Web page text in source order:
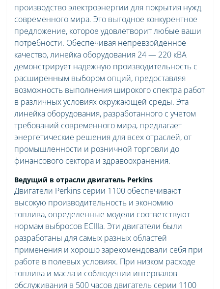
производство электроэнергии для покрытия нужд
современного мира. Это выгодное конкурентное
предложение, которое удовлетворит любые ваши
потребности. Обеспечивая непревзойденное
качество, линейка оборудования 24 — 220 кВА
демонстрирует надежную производительность с
расширенным выбором опций, предоставляя
возможность выполнения широкого спектра работ
в различных условиях окружающей среды. Эта
линейка оборудования, разработанного с учетом
требований современного мира, предлагает
энергетические решения для всех отраслей, от
промышленности и розничной торговли до
финансового сектора и здравоохранения.
Ведущий в отрасли двигатель Perkins
Двигатели Perkins серии 1100 обеспечивают
высокую производительность и экономию
топлива, определенные модели соответствуют
нормам выбросов ЕСIIIа. Эти двигатели были
разработаны для самых разных областей
применения и хорошо зарекомендовали себя при
работе в полевых условиях. При низком расходе
топлива и масла и соблюдении интервалов
обслуживания в 500 часов двигатель серии 1100